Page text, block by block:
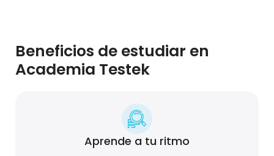
Beneficios de estudiar en
Academia Testek
Aprende a tu ritmo